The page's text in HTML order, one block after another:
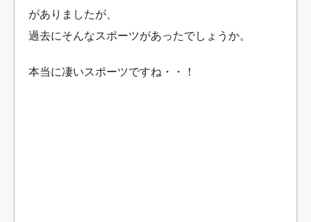
がありましたが、
過去にそんなスポーツがあったでしょうか。
本当に凄いスポーツですね・・！